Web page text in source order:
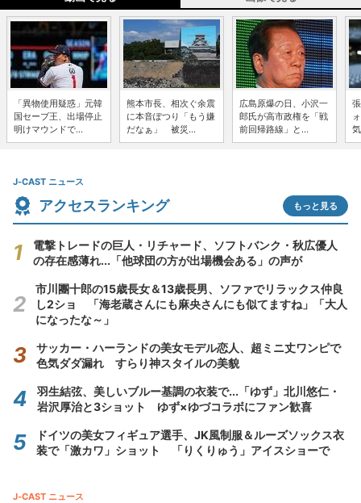
「異物使用疑惑」元韓
国セーブ王、出場停止
明けマウンドで...
熊本市長、相次ぐ余震
に本音ぽつり「もう嫌
だなぁ」 被災...
広島原爆の日、小沢一
郎氏が高市政権を「戦
前回帰路線」と...
J-CAST ニュース
アクセスランキング もっと見る
電撃トレードの巨人・リチャード、ソフトバンク・秋広優人
の存在感薄れ...「他球団の方が出場機会ある」の声が
市川團十郎の15歳長女＆13歳長男、ソファでリラックス仲良
し2ショ 「海老蔵さんにも麻央さんにも似てますね」「大人
になったな～」
サッカー・ハーランドの美女モデル恋人、超ミニ丈ワンピで
色気ダダ漏れ すらり神スタイルの美貌
羽生結弦、美しいブルー基調の衣装で...「ゆず」北川悠仁・
岩沢厚治と3ショット ゆず×ゆづコラボにファン歓喜
ドイツの美女フィギュア選手、JK風制服＆ルーズソックス衣
装で「激カワ」ショット 「りくりゅう」アイスショーで
J-CAST ニュース